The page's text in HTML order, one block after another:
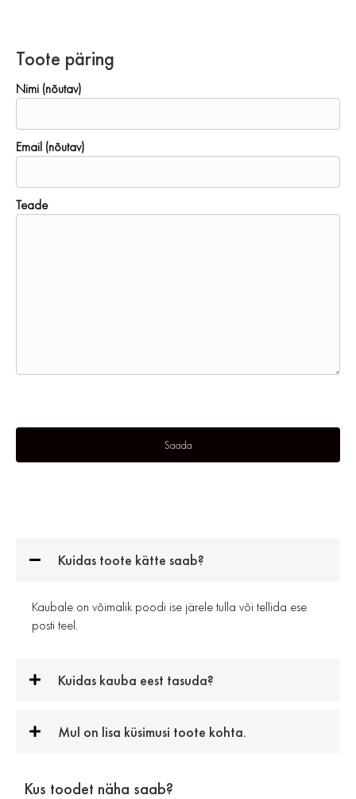
Toote päring
Nimi (nõutav)
Email (nõutav)
Teade
Kuidas toote kätte saab?
Kaubale on võimalik poodi ise järele tulla või tellida ese
posti teel.
Kuidas kauba eest tasuda?
Mul on lisa küsimusi toote kohta.
Kus toodet näha saab?